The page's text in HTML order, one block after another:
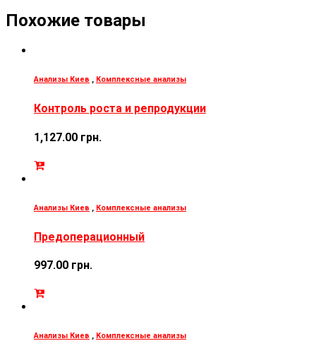
Похожие товары
Анализы Киев , Комплексные анализы
Контроль роста и репродукции
1,127.00 грн.
Анализы Киев , Комплексные анализы
Предоперационный
997.00 грн.
Анализы Киев , Комплексные анализы